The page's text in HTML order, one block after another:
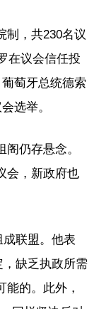
制，共230名议
在议会信任投
萄牙总统德索
选举。
仍存悬念。
会，新政府也
成联盟。他表
，缺乏执政所需
的。此外，